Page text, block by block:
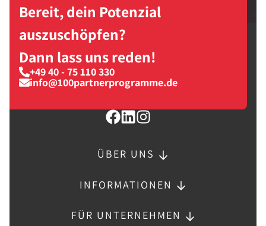
Bereit, dein Potenzial
auszuschöpfen?
Dann lass uns reden!
+49 40 - 75 110 330
info@100partnerprogramme.de
ÜBER UNS
INFORMATIONEN
FÜR UNTERNEHMEN